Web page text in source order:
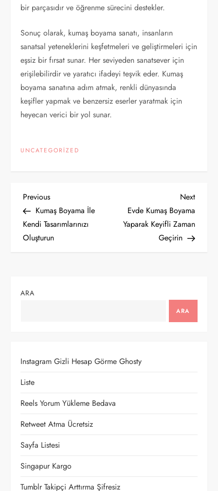
bir parçasıdır ve öğrenme sürecini destekler.
Sonuç olarak, kumaş boyama sanatı, insanların
sanatsal yeteneklerini keşfetmeleri ve geliştirmeleri için
eşsiz bir fırsat sunar. Her seviyeden sanatsever için
erişilebilirdir ve yaratıcı ifadeyi teşvik eder. Kumaş
boyama sanatına adım atmak, renkli dünyasında
keşifler yapmak ve benzersiz eserler yaratmak için
heyecan verici bir yol sunar.
UNCATEGORIZED
Y
a
z
g
i
n
m
e
s
i
Previous
Post
Previous
Kumaş Boyama İle
Kendi Tasarımlarınızı
Oluşturun
Next
Post
Next
Evde Kumaş Boyama
Yaparak Keyifli Zaman
Geçirin
ARA
ARA
Instagram Gizli Hesap Görme Ghosty
Liste
Reels Yorum Yükleme Bedava
Retweet Atma Ücretsiz
Sayfa Listesi
Singapur Kargo
Tumblr Takipçi Arttırma Şifresiz